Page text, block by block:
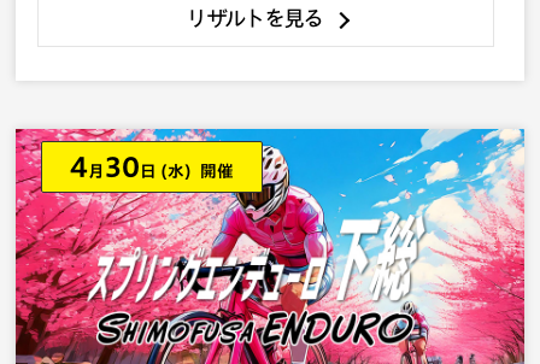
リザルトを見る
4月 30 日 (水) 開催